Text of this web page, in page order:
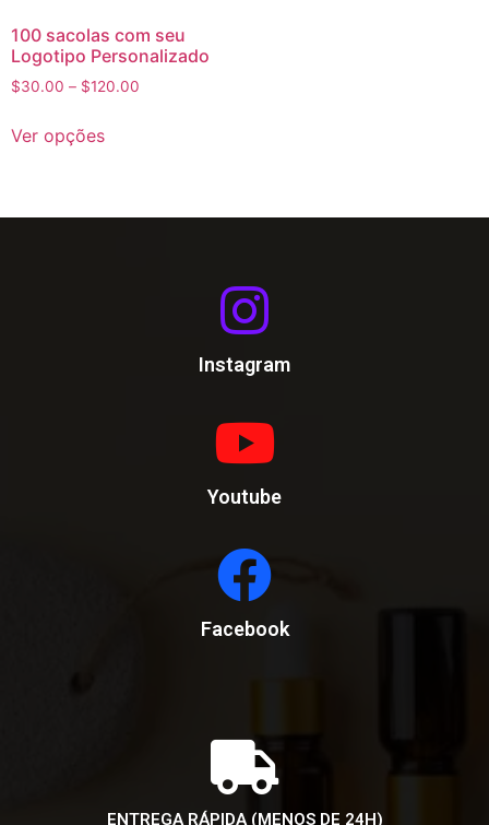
100 sacolas com seu
Logotipo Personalizado
$30.00 – $120.00
Ver opções
Instagram
Youtube
Facebook
ENTREGA RÁPIDA (MENOS DE 24H)